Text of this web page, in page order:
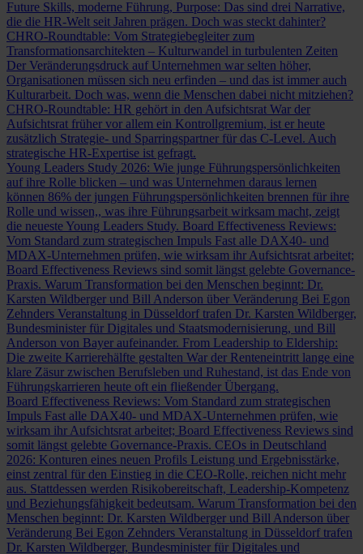
Future Skills, moderne Führung, Purpose: Das sind drei Narrative,
die die HR-Welt seit Jahren prägen. Doch was steckt dahinter?
CHRO-Roundtable: Vom Strategiebegleiter zum
Transformationsarchitekten – Kulturwandel in turbulenten Zeiten
Der Veränderungsdruck auf Unternehmen war selten höher,
Organisationen müssen sich neu erfinden – und das ist immer auch
Kulturarbeit. Doch was, wenn die Menschen dabei nicht mitziehen?
CHRO-Roundtable: HR gehört in den Aufsichtsrat War der
Aufsichtsrat früher vor allem ein Kontrollgremium, ist er heute
zusätzlich Strategie- und Sparringspartner für das C-Level. Auch
strategische HR-Expertise ist gefragt.
Young Leaders Study 2026: Wie junge Führungspersönlichkeiten
auf ihre Rolle blicken – und was Unternehmen daraus lernen
können 86% der jungen Führungspersönlichkeiten brennen für ihre
Rolle und wissen,, was ihre Führungsarbeit wirksam macht, zeigt
die neueste Young Leaders Study. Board Effectiveness Reviews:
Vom Standard zum strategischen Impuls Fast alle DAX40- und
MDAX-Unternehmen prüfen, wie wirksam ihr Aufsichtsrat arbeitet;
Board Effectiveness Reviews sind somit längst gelebte Governance-
Praxis. Warum Transformation bei den Menschen beginnt: Dr.
Karsten Wildberger und Bill Anderson über Veränderung Bei Egon
Zehnders Veranstaltung in Düsseldorf trafen Dr. Karsten Wildberger,
Bundesminister für Digitales und Staatsmodernisierung, und Bill
Anderson von Bayer aufeinander. From Leadership to Eldership:
Die zweite Karrierehälfte gestalten War der Renteneintritt lange eine
klare Zäsur zwischen Berufsleben und Ruhestand, ist das Ende von
Führungskarrieren heute oft ein fließender Übergang.
Board Effectiveness Reviews: Vom Standard zum strategischen
Impuls Fast alle DAX40- und MDAX-Unternehmen prüfen, wie
wirksam ihr Aufsichtsrat arbeitet; Board Effectiveness Reviews sind
somit längst gelebte Governance-Praxis. CEOs in Deutschland
2026: Konturen eines neuen Profils Leistung und Ergebnisstärke,
einst zentral für den Einstieg in die CEO-Rolle, reichen nicht mehr
aus. Stattdessen werden Risikobereitschaft, Leadership-Kompetenz
und Beziehungsfähigkeit bedeutsam. Warum Transformation bei den
Menschen beginnt: Dr. Karsten Wildberger und Bill Anderson über
Veränderung Bei Egon Zehnders Veranstaltung in Düsseldorf trafen
Dr. Karsten Wildberger, Bundesminister für Digitales und